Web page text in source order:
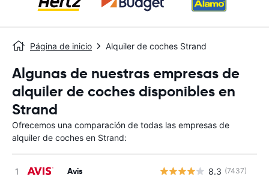
Página de inicio Alquiler de coches Strand
Algunas de nuestras empresas de
alquiler de coches disponibles en
Strand
Ofrecemos una comparación de todas las empresas de
alquiler de coches en Strand:
Avis 8.3 (7437)